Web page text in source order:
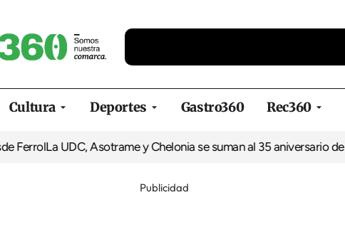
Cultura Deportes Gastro360 Rec360
La UDC, Asotrame y Chelonia se suman al 35 aniversario de Equiocio
Publicidad